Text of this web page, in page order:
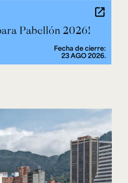
Pabellón 2026!
Fecha de cierre:
23 AGO 2026.